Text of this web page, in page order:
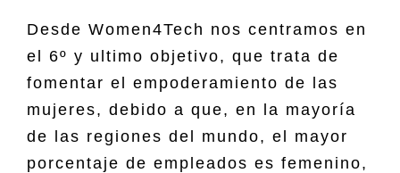
Desde Women4Tech nos centramos en
el 6º y ultimo objetivo, que trata de
fomentar el empoderamiento de las
mujeres, debido a que, en la mayoría
de las regiones del mundo, el mayor
porcentaje de empleados es femenino,